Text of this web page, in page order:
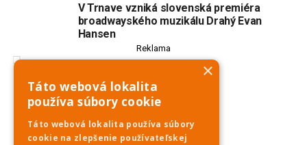
V Trnave vzniká slovenská premiéra
broadwayského muzikálu Drahý Evan
Hansen
Reklama
×
Táto webová lokalita
používa súbory cookie
Táto webová lokalita používa súbory
cookie na zlepšenie používateľskej